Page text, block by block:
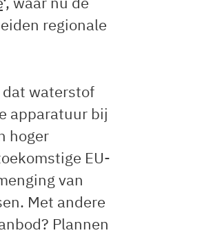
regionale
waterstof
apparatuur bij
hoger
EU-
van
Met andere
Plannen